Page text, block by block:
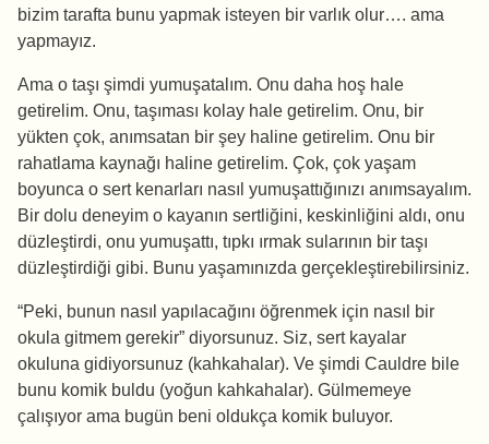
bizim tarafta bunu yapmak isteyen bir varlık olur…. ama
yapmayız.
Ama o taşı şimdi yumuşatalım. Onu daha hoş hale
getirelim. Onu, taşıması kolay hale getirelim. Onu, bir
yükten çok, anımsatan bir şey haline getirelim. Onu bir
rahatlama kaynağı haline getirelim. Çok, çok yaşam
boyunca o sert kenarları nasıl yumuşattığınızı anımsayalım.
Bir dolu deneyim o kayanın sertliğini, keskinliğini aldı, onu
düzleştirdi, onu yumuşattı, tıpkı ırmak sularının bir taşı
düzleştirdiği gibi. Bunu yaşamınızda gerçekleştirebilirsiniz.
“Peki, bunun nasıl yapılacağını öğrenmek için nasıl bir
okula gitmem gerekir” diyorsunuz. Siz, sert kayalar
okuluna gidiyorsunuz (kahkahalar). Ve şimdi Cauldre bile
bunu komik buldu (yoğun kahkahalar). Gülmemeye
çalışıyor ama bugün beni oldukça komik buluyor.